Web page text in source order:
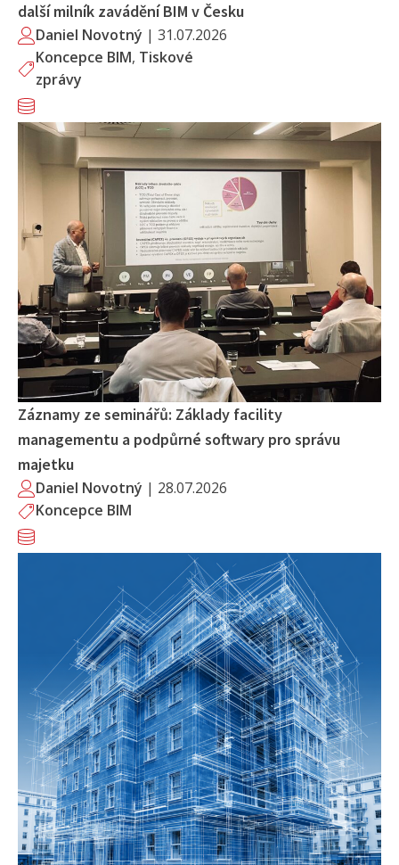
další milník zavádění BIM v Česku
Daniel Novotný | 31.07.2026
Koncepce BIM, Tiskové
zprávy
Záznamy ze seminářů: Základy facility
managementu a podpůrné softwary pro správu
majetku
Daniel Novotný | 28.07.2026
Koncepce BIM